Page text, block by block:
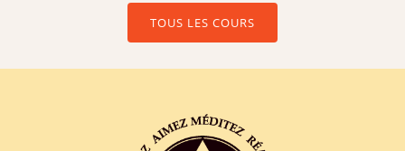
TOUS LES COURS